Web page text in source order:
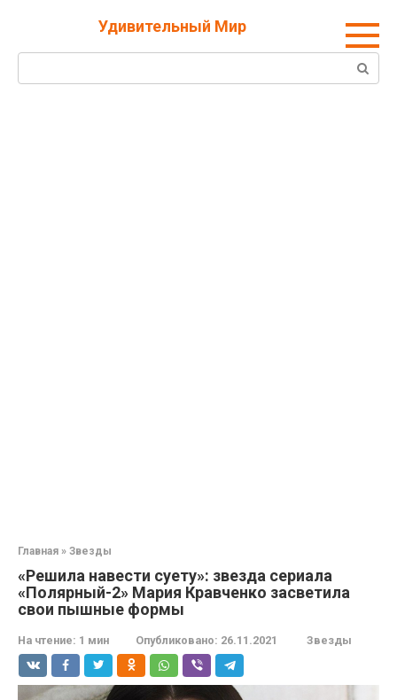
Удивительный Мир
Поиск:
Главная » Звезды
«Решила навести суету»: звезда сериала
«Полярный-2» Мария Кравченко засветила
свои пышные формы
На чтение: 1 мин Опубликовано: 26.11.2021 Звезды